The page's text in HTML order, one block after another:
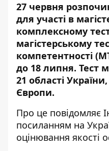
27 червня
для участі в
комплексному
магістерському
компетентності
до 18 липня. Тест
21 області
Європи.
Про це повідомляє
посиланням на
оцінювання якості